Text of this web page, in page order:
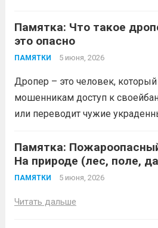
Заявки
2026 года. Конкурс
популяризацию
наследия и
многообразия
Федерации с
Памятка: Что такое
это опасно
ПАМЯТКИ 5 июня, 2026
Дропер – это человек, который
мошенникам доступ к
или переводит чужие
Памятка:
На природе (лес, поле,
ПАМЯТКИ 5 июня, 2026
Читать дальше